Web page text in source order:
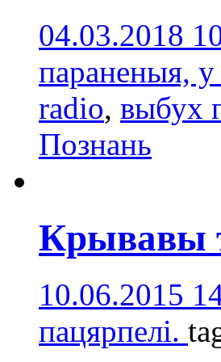
04.03.2018
параненыя,
radio, выбух
Познань
Крывавы
10.06.2015
пацярпелі.